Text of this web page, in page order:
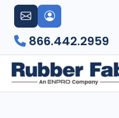
866.442.2959